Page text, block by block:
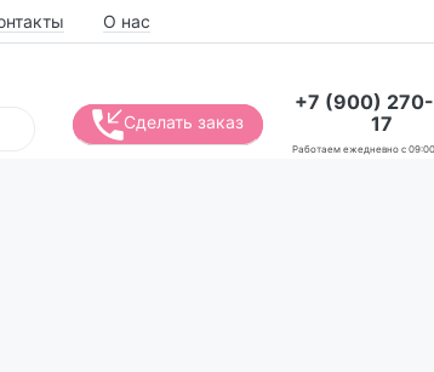
О нас
Сделать заказ
+7 (900)
17
Работаем ежедневно с